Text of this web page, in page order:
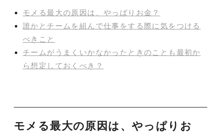
モメる最大の原因は、やっぱりお金？
誰かとチームを組んで仕事をする際に気をつける
べきこと
チームがうまくいかなかったときのことも最初か
ら想定しておくべき？
モメる最大の原因は、やっぱりお